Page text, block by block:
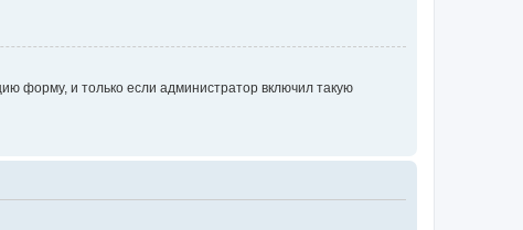
форму, и только если администратор включил такую